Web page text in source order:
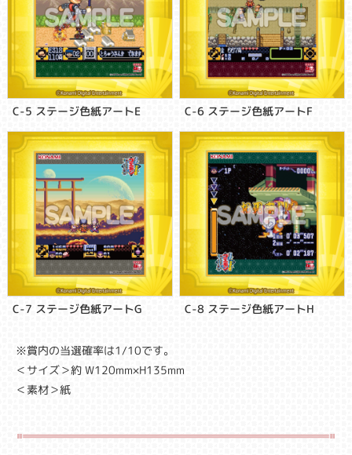
C-5 ステージ色紙アートE C-6 ステージ色紙アートF
C-7 ステージ色紙アートG C-8 ステージ色紙アートH
※賞内の当選確率は1/10です。
＜サイズ＞約 W120mm×H135mm
＜素材＞紙